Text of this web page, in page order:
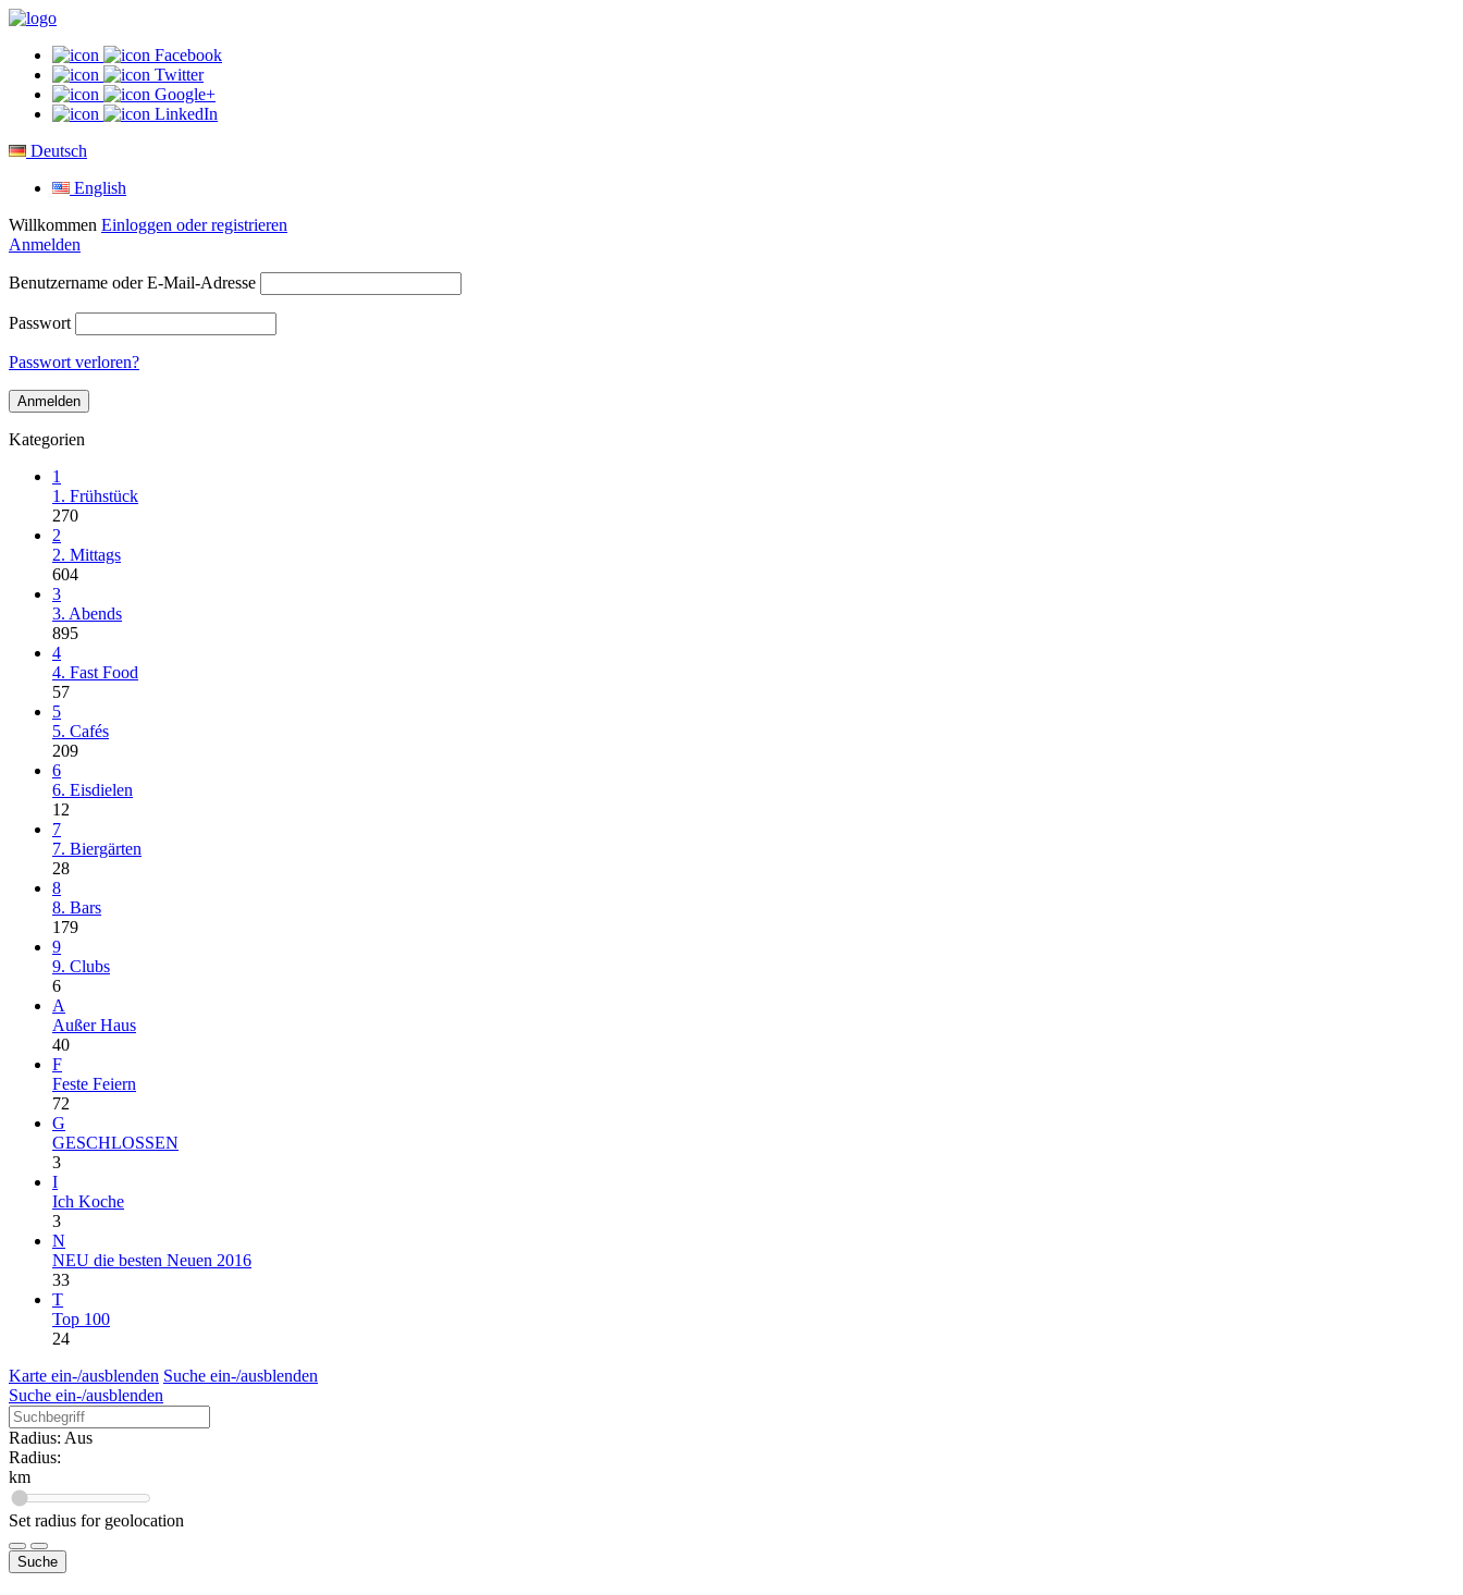
Facebook
Twitter
Google+
LinkedIn
Deutsch
English
Willkommen Einloggen oder registrieren
Anmelden
Benutzername oder E-Mail-Adresse
Passwort
Passwort verloren?
Kategorien
1
1. Frühstück
270
2
2. Mittags
604
3
3. Abends
895
4
4. Fast Food
57
5
5. Cafés
209
6
6. Eisdielen
12
7
7. Biergärten
28
8
8. Bars
179
9
9. Clubs
6
A
Außer Haus
40
F
Feste Feiern
72
G
GESCHLOSSEN
3
I
Ich Koche
3
N
NEU die besten Neuen 2016
33
T
Top 100
24
Karte ein-/ausblenden Suche ein-/ausblenden
Suche ein-/ausblenden
Radius: Aus
Radius:
km
Set radius for geolocation
Suche